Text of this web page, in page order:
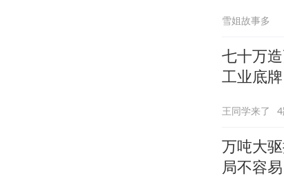
雪姐故事多
七十万
工业底牌
王同学来了
万吨大
局不容易